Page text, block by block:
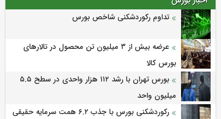
تداوم رکوردشکنی شاخص بورس
عرضه بیش از ۳ میلیون تن محصول در تالارهای
بورس کالا
بورس تهران با رشد ۱۱۲ هزار واحدی در سطح ۵.۵
میلیون واحد
رکوردشکنی بورس با جذب ۶.۲ همت سرمایه حقیقی